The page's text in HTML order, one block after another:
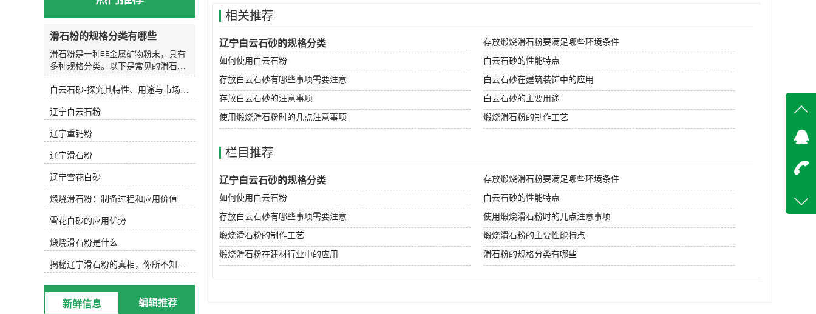
相关推荐
辽宁白云石砂的规格分类 存放煅烧滑石粉要满足哪些环境条件
如何使用白云石粉 白云石砂的性能特点
存放白云石砂有哪些事项需要注意 白云石砂在建筑装饰中的应用
存放白云石砂的注意事项 白云石砂的主要用途
使用煅烧滑石粉时的几点注意事项 煅烧滑石粉的制作工艺
栏目推荐
辽宁白云石砂的规格分类 存放煅烧滑石粉要满足哪些环境条件
如何使用白云石粉 白云石砂的性能特点
存放白云石砂有哪些事项需要注意 使用煅烧滑石粉时的几点注意事项
煅烧滑石粉的制作工艺 煅烧滑石粉的主要性能特点
煅烧滑石粉在建材行业中的应用 滑石粉的规格分类有哪些
滑石粉的规格分类有哪些
滑石粉是一种非金属矿物粉末，具有
多种规格分类。以下是常见的滑石粉
规格分类：按颗粒大小分类： 滑石粉
的颗粒大小可以根据需要进行分类，
目、1250目等，其中325目的滑石粉
颗粒较大，1250目的滑石粉颗粒较
细。按品质分类： 滑石粉按品质可分
为工业级、食品级、医药级和化妆品
级等，不同等级的滑石粉适用于不同
的领域和需求。按用途分类： 滑石粉
可以根据使用领域进行分类，如陶瓷
用滑石粉、塑料用滑石粉、涂料用滑
生产工艺不同，可分为熟化滑石粉、
煅烧滑石粉等。按成分分类： 滑石粉
的成分不同，可分为天然滑石粉和合
成滑石粉等。 综上所述，滑石粉的规
格分类有多种，不同的规格和等级的
滑石粉可以满足不同领域和需求的使
用要求。 厂家：辽宁省海城市守信矿
产品加工厂产品名称：325目-3000目,
白云石砂-探究其特性、用途与市场前景
辽宁白云石粉
辽宁重钙粉
辽宁滑石粉
辽宁雪花白砂
煅烧滑石粉：制备过程和应用价值
雪花白砂的应用优势
煅烧滑石粉是什么
揭秘辽宁滑石粉的真相，你所不知道的事实！
新鲜信息 编辑推荐